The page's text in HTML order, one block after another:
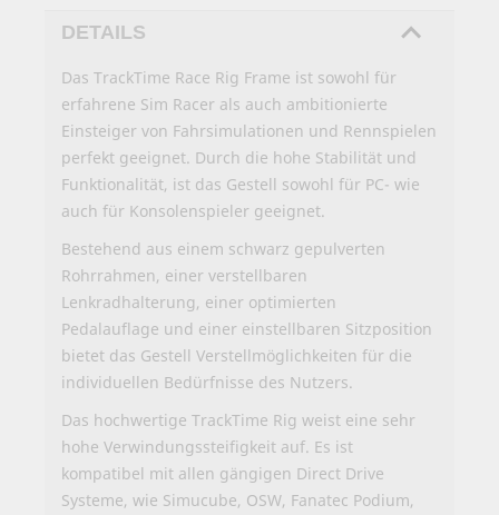
DETAILS
Das TrackTime Race Rig Frame ist sowohl für
erfahrene Sim Racer als auch ambitionierte
Einsteiger von Fahrsimulationen und Rennspielen
perfekt geeignet. Durch die hohe Stabilität und
Funktionalität, ist das Gestell sowohl für PC- wie
auch für Konsolenspieler geeignet.
Bestehend aus einem schwarz gepulverten
Rohrrahmen, einer verstellbaren
Lenkradhalterung, einer optimierten
Pedalauflage und einer einstellbaren Sitzposition
bietet das Gestell Verstellmöglichkeiten für die
individuellen Bedürfnisse des Nutzers.
Das hochwertige TrackTime Rig weist eine sehr
hohe Verwindungssteifigkeit auf. Es ist
kompatibel mit allen gängigen Direct Drive
Systeme, wie Simucube, OSW, Fanatec Podium,